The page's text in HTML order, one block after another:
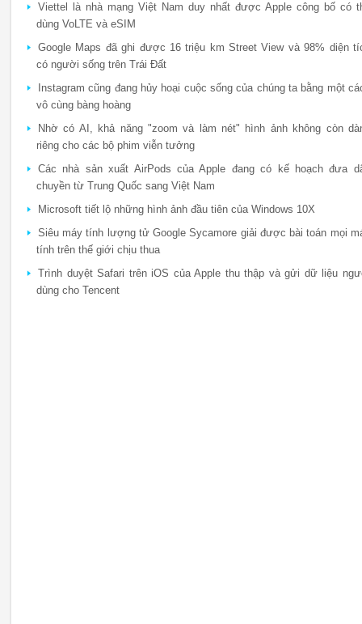
Viettel là nhà mạng Việt Nam duy nhất được Apple công bố có
dùng VoLTE và eSIM
Google Maps đã ghi được 16 triệu km Street View và 98% diện
có người sống trên Trái Đất
Instagram cũng đang hủy hoại cuộc sống của chúng ta bằng một
vô cùng bàng hoàng
Nhờ có AI, khả năng "zoom và làm nét" hình ảnh không còn
riêng cho các bộ phim viễn tưởng
Các nhà sản xuất AirPods của Apple đang có kế hoạch đưa
chuyền từ Trung Quốc sang Việt Nam
Microsoft tiết lộ những hình ảnh đầu tiên của Windows 10X
Siêu máy tính lượng tử Google Sycamore giải được bài toán mọi
tính trên thế giới chịu thua
Trình duyệt Safari trên iOS của Apple thu thập và gửi dữ liệu
dùng cho Tencent